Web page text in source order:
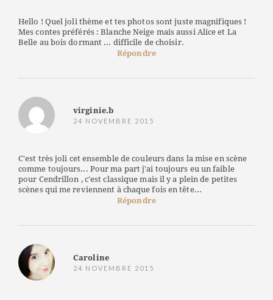
Hello ! Quel joli thème et tes photos sont juste magnifiques !
Mes contes préférés : Blanche Neige mais aussi Alice et La
Belle au bois dormant ... difficile de choisir.
Répondre
virginie.b
24 NOVEMBRE 2015
C'est très joli cet ensemble de couleurs dans la mise en scène
comme toujours... Pour ma part j'ai toujours eu un faible
pour Cendrillon , c'est classique mais il y a plein de petites
scènes qui me reviennent à chaque fois en tête...
Répondre
Caroline
24 NOVEMBRE 2015